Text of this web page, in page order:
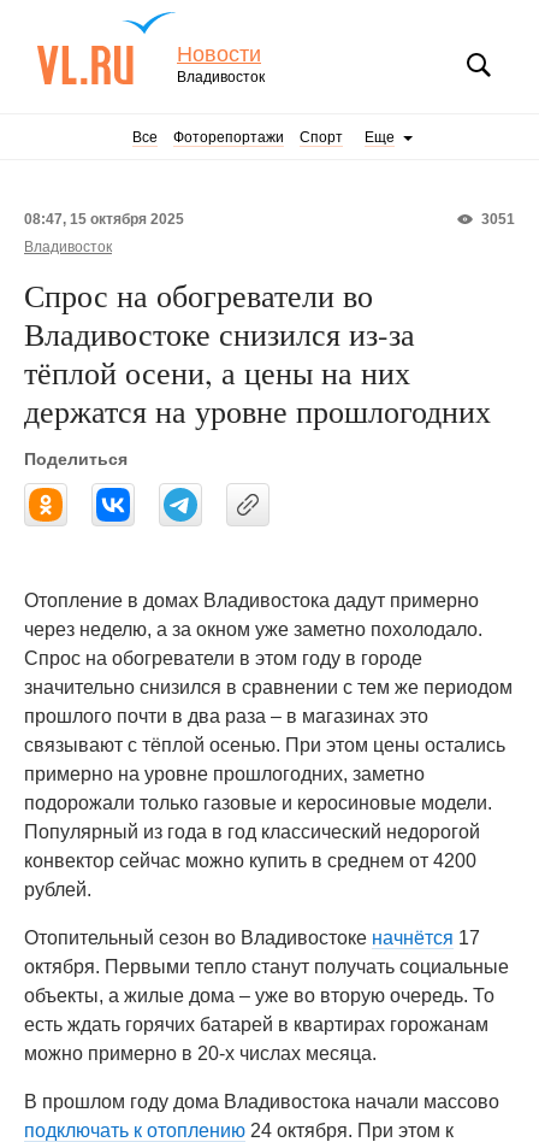
Новости
Владивосток
Все Фоторепортажи Спорт Еще
3051
08:47, 15 октября 2025
Владивосток
Спрос на обогреватели во
Владивостоке снизился из-за
тёплой осени, а цены на них
держатся на уровне прошлогодних
Поделиться
Отопление в домах Владивостока дадут примерно
через неделю, а за окном уже заметно похолодало.
Спрос на обогреватели в этом году в городе
значительно снизился в сравнении с тем же периодом
прошлого почти в два раза – в магазинах это
связывают с тёплой осенью. При этом цены остались
примерно на уровне прошлогодних, заметно
подорожали только газовые и керосиновые модели.
Популярный из года в год классический недорогой
конвектор сейчас можно купить в среднем от 4200
рублей.
Отопительный сезон во Владивостоке начнётся 17
октября. Первыми тепло станут получать социальные
объекты, а жилые дома – уже во вторую очередь. То
есть ждать горячих батарей в квартирах горожанам
можно примерно в 20-х числах месяца.
В прошлом году дома Владивостока начали массово
подключать к отоплению 24 октября. При этом к